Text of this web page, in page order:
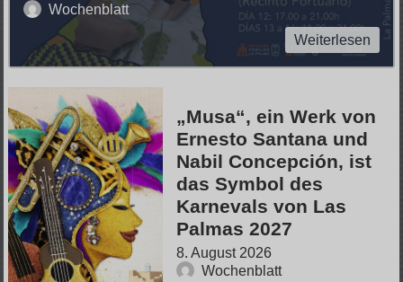
Wochenblatt
Weiterlesen
„Musa“, ein Werk von
Ernesto Santana und
Nabil Concepción, ist
das Symbol des
Karnevals von Las
Palmas 2027
8. August 2026
Wochenblatt